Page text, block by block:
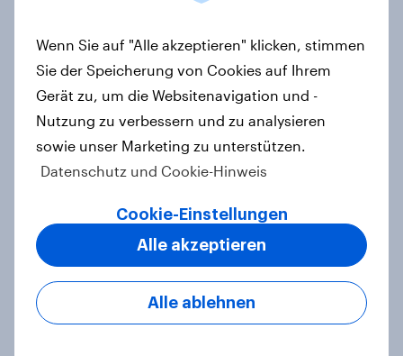
käuferorientierte
Wachstumschancen in der
Kategorie identifiziert hat
Case Study
Retail Media wirkt – aber anders als
gedacht: Neue YouGov-Studie zeigt
erstmals die Shopper-Perspektive
auf Werbung am Point of Sale
Wenn Sie auf "Alle akzeptieren" klicken, stimmen
Sie der Speicherung von Cookies auf Ihrem
Gerät zu, um die Websitenavigation und -
Nutzung zu verbessern und zu analysieren
sowie unser Marketing zu unterstützen.
Datenschutz und Cookie-Hinweis
Cookie-Einstellungen
Alle ablehnen
Alle akzeptieren